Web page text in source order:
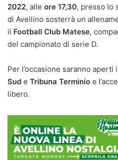
2022, alle ore 17,30, presso lo
di Avellino sosterrà un
il Football Club Matese,
del campionato di serie D.
Per l’occasione saranno aperti
Sud e Tribuna Terminio e
libero.